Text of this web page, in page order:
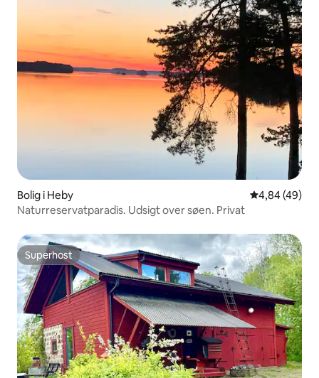
Bolig i Heby 4,84 ud af 5 i
4,84 (49)
Naturreservatparadis. Udsigt over søen. Privat
Superhost
Superhost